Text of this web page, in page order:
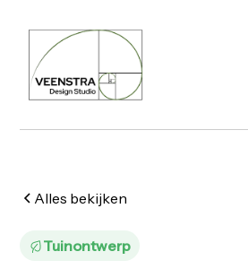
Alles bekijken
Tuinontwerp